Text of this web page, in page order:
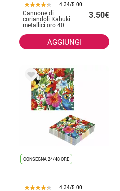
4.34/5.00
Cannone di
coriandoli Kabuki
metallici oro 40
3.50€
AGGIUNGI
CONSEGNA 24/48 ORE
4.34/5.00